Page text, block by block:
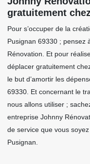
gratuitement
Pour s’occuper de la
Pusignan 69330 ; pensez
Rénovation. Et pour
déplacer gratuitement
le but d’amortir les
69330. Et concernant le
nous allons utiliser ;
entreprise Johnny
de service que vous
Pusignan.